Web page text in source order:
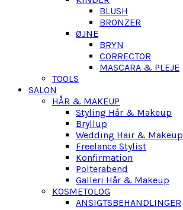
BLUSH
BRONZER
ØJNE
BRYN
CORRECTOR
MASCARA & PLEJE
TOOLS
SALON
HÅR & MAKEUP
Styling Hår & Makeup
Bryllup
Wedding Hair & Makeup
Freelance Stylist
Konfirmation
Polterabend
Galleri Hår & Makeup
KOSMETOLOG
ANSIGTSBEHANDLINGER